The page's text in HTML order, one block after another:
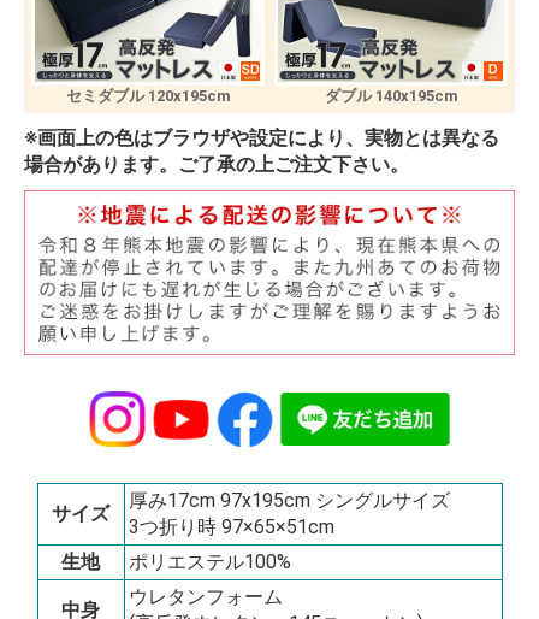
セミダブル 120x195cm ダブル 140x195cm
※画面上の色はブラウザや設定により、実物とは異なる
場合があります。ご了承の上ご注文下さい。
サイズ
厚み17cm 97x195cm シングルサイズ
3つ折り時 97×65×51cm
生地
ポリエステル100%
中身
ウレタンフォーム